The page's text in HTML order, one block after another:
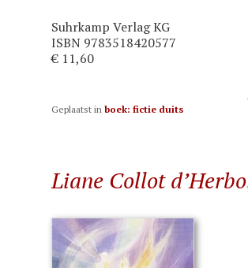
Suhrkamp Verlag KG
ISBN 9783518420577
€ 11,60
Geplaatst in boek: fictie duits
Liane Collot